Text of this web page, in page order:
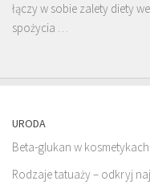
łączy w sobie zalety diety
spożycia …
URODA
Beta-glukan w
Rodzaje tatuaży – odkryj